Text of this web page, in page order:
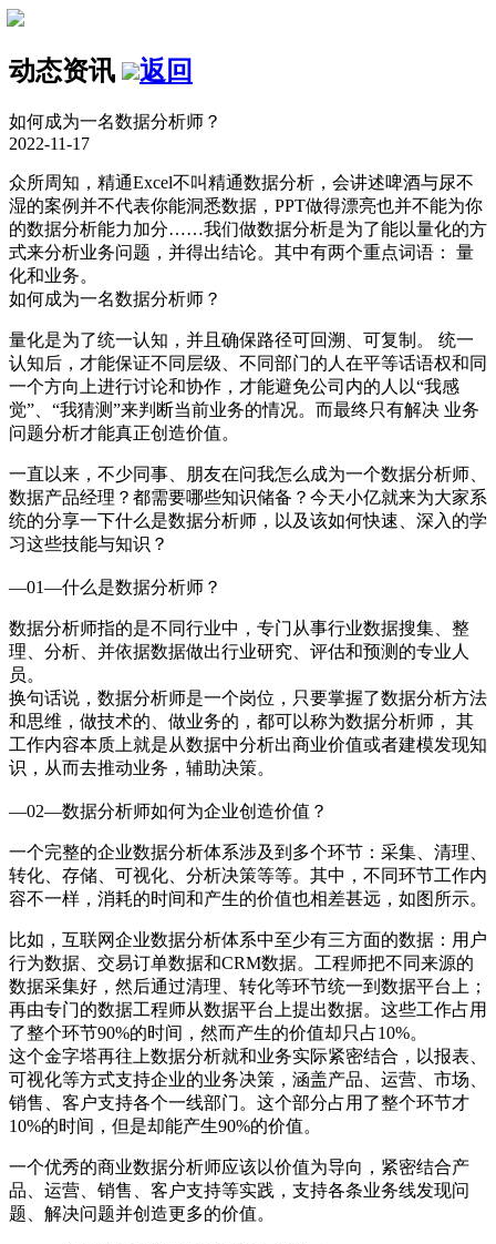
动态资讯 返回
如何成为一名数据分析师？
2022-11-17
众所周知，精通Excel不叫精通数据分析，会讲述啤酒与尿不
湿的案例并不代表你能洞悉数据，PPT做得漂亮也并不能为你
的数据分析能力加分……我们做数据分析是为了能以量化的方
式来分析业务问题，并得出结论。其中有两个重点词语： 量
化和业务。
如何成为一名数据分析师？
量化是为了统一认知，并且确保路径可回溯、可复制。 统一
认知后，才能保证不同层级、不同部门的人在平等话语权和同
一个方向上进行讨论和协作，才能避免公司内的人以“我感
觉”、“我猜测”来判断当前业务的情况。而最终只有解决 业务
问题分析才能真正创造价值。
一直以来，不少同事、朋友在问我怎么成为一个数据分析师、
数据产品经理？都需要哪些知识储备？今天小亿就来为大家系
统的分享一下什么是数据分析师，以及该如何快速、深入的学
习这些技能与知识？
—01—什么是数据分析师？
数据分析师指的是不同行业中，专门从事行业数据搜集、整
理、分析、并依据数据做出行业研究、评估和预测的专业人
员。
换句话说，数据分析师是一个岗位，只要掌握了数据分析方法
和思维，做技术的、做业务的，都可以称为数据分析师， 其
工作内容本质上就是从数据中分析出商业价值或者建模发现知
识，从而去推动业务，辅助决策。
—02—数据分析师如何为企业创造价值？
一个完整的企业数据分析体系涉及到多个环节：采集、清理、
转化、存储、可视化、分析决策等等。其中，不同环节工作内
容不一样，消耗的时间和产生的价值也相差甚远，如图所示。
比如，互联网企业数据分析体系中至少有三方面的数据：用户
行为数据、交易订单数据和CRM数据。工程师把不同来源的
数据采集好，然后通过清理、转化等环节统一到数据平台上；
再由专门的数据工程师从数据平台上提出数据。这些工作占用
了整个环节90%的时间，然而产生的价值却只占10%。
这个金字塔再往上数据分析就和业务实际紧密结合，以报表、
可视化等方式支持企业的业务决策，涵盖产品、运营、市场、
销售、客户支持各个一线部门。这个部分占用了整个环节才
10%的时间，但是却能产生90%的价值。
一个优秀的商业数据分析师应该以价值为导向，紧密结合产
品、运营、销售、客户支持等实践，支持各条业务线发现问
题、解决问题并创造更多的价值。